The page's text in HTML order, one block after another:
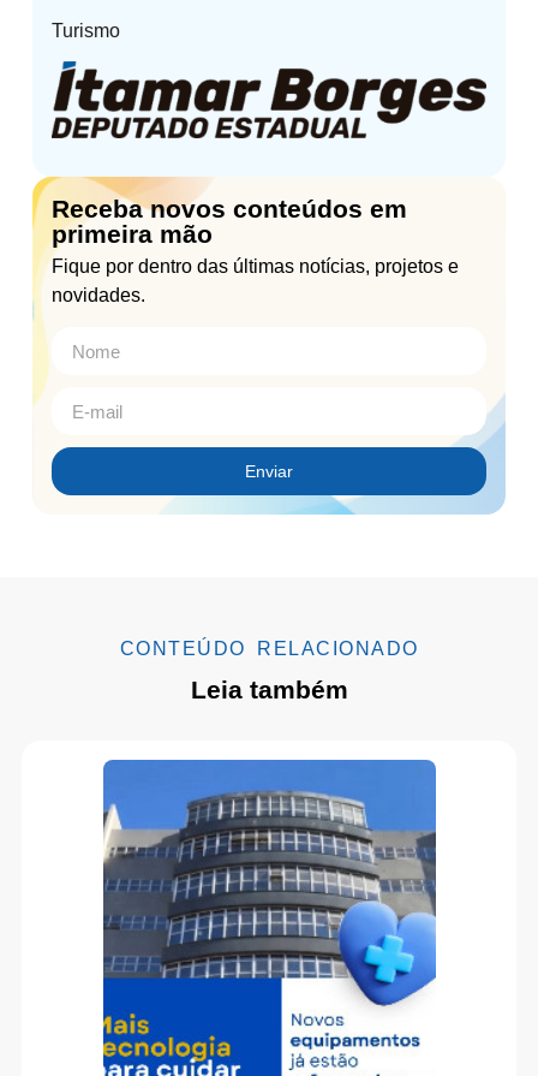
Turismo
Receba novos conteúdos em
primeira mão
Fique por dentro das últimas notícias, projetos e
novidades.
Enviar
CONTEÚDO RELACIONADO
Leia também